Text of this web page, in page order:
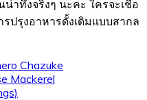
าทึ่งจริงๆ นะคะ ใครจะเชื่อ
ปรุงอาหารดั้งเดิมแบบสากล
Chazuke
Mackerel